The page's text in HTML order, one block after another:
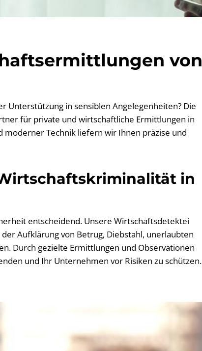
von
Unterstützung in sensiblen Angelegenheiten? Die
für private und wirtschaftliche Ermittlungen in
Technik liefern wir Ihnen präzise und
in
entscheidend. Unsere Wirtschaftsdetektei
Aufklärung von Betrug, Diebstahl, unerlaubten
Durch gezielte Ermittlungen und Observationen
und Ihr Unternehmen vor Risiken zu schützen.